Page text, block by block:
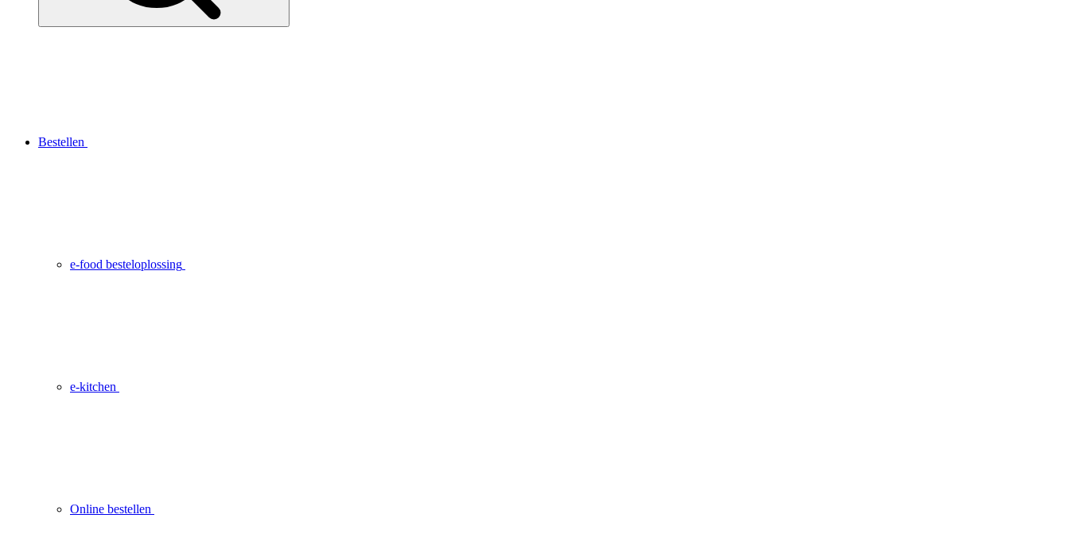
Bestellen
e-food besteloplossing
e-kitchen
Online bestellen